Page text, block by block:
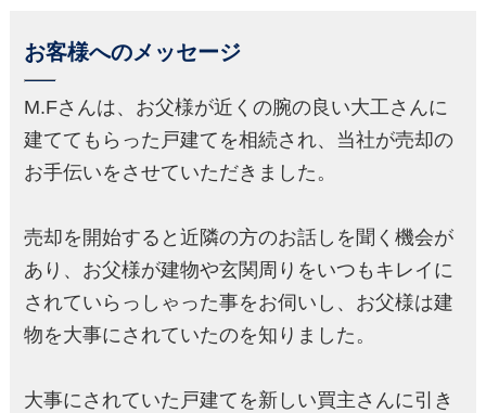
お客様へのメッセージ
M.Fさんは、お父様が近くの腕の良い大工さんに
建ててもらった戸建てを相続され、当社が売却の
お手伝いをさせていただきました。
売却を開始すると近隣の方のお話しを聞く機会が
あり、お父様が建物や玄関周りをいつもキレイに
されていらっしゃった事をお伺いし、お父様は建
物を大事にされていたのを知りました。
大事にされていた戸建てを新しい買主さんに引き